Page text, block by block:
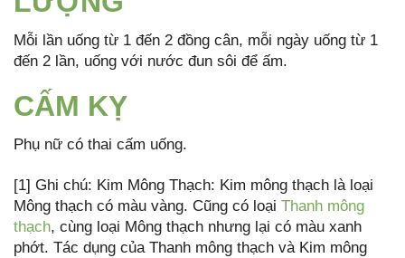
Mỗi lần uống từ 1 đến 2 đồng cân, mỗi ngày uống từ 1
đến 2 lần, uống với nước đun sôi để ấm.
CẤM KỴ
Phụ nữ có thai cấm uống.
[1] Ghi chú: Kim Mông Thạch: Kim mông thạch là loại
Mông thạch có màu vàng. Cũng có loại Thanh mông
thạch, cùng loại Mông thạch nhưng lại có màu xanh
phớt. Tác dụng của Thanh mông thạch và Kim mông